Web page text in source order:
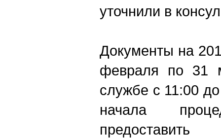
уточнили в
Документы на
февраля по 31
службе с 11:00
начала